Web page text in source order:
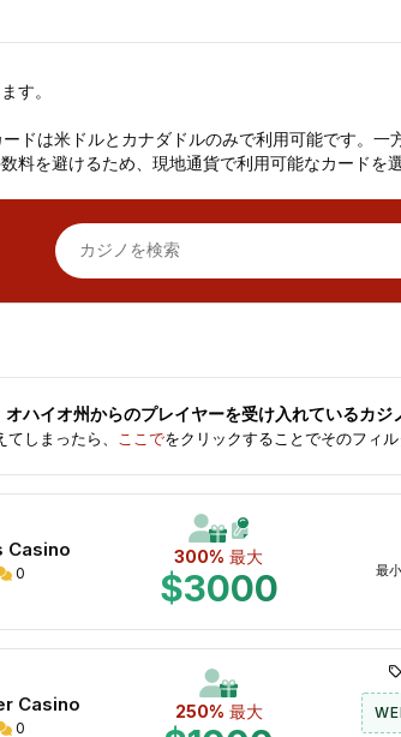
す。
ドは米ドルとカナダドルのみで利用可能です。一
を避けるため、現地通貨で利用可能なカードを
する
示する
オハイオ州からのプレイヤーを受け入れているカジ
しまったら、 ここでをクリックすることでそのフィル
Casino
0
300% 最大
$3000 最
Casino
0
250% 最大